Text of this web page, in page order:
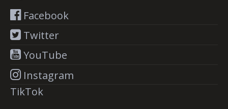
Facebook
Twitter
YouTube
Instagram
TikTok